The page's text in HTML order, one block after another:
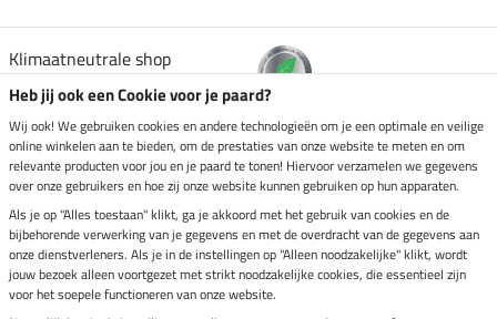
Klimaatneutrale shop
Verzending per
Veilig betalen met
Impressum
Heb jij ook een Cookie voor je paard?
Wij ook! We gebruiken cookies en andere technologieën om je een optimale en veilige
online winkelen aan te bieden, om de prestaties van onze website te meten en om
relevante producten voor jou en je paard te tonen! Hiervoor verzamelen we gegevens
over onze gebruikers en hoe zij onze website kunnen gebruiken op hun apparaten.
Als je op "Alles toestaan" klikt, ga je akkoord met het gebruik van cookies en de
bijbehorende verwerking van je gegevens en met de overdracht van de gegevens aan
onze dienstverleners. Als je in de instellingen op "Alleen noodzakelijke" klikt, wordt
jouw bezoek alleen voortgezet met strikt noodzakelijke cookies, die essentieel zijn
voor het soepele functioneren van onze website.